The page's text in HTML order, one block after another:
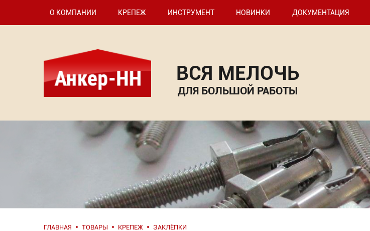
О КОМПАНИИ КРЕПЕЖ ИНСТРУМЕНТ НОВИНКИ ДОКУМЕНТАЦИЯ
ВСЯ МЕЛОЧЬ
ДЛЯ БОЛЬШОЙ РАБОТЫ
ГЛАВНАЯ ТОВАРЫ КРЕПЕЖ ЗАКЛЁПКИ